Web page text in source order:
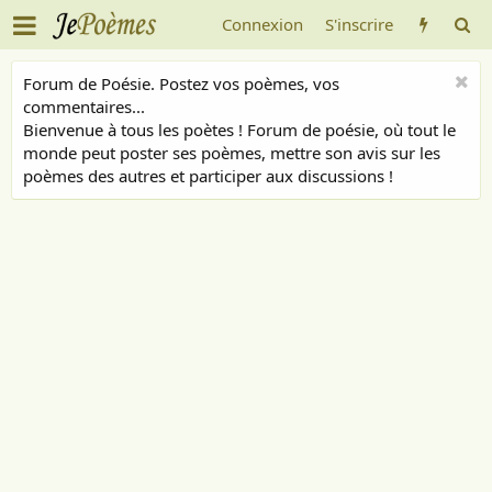
Connexion S'inscrire
Forum de Poésie. Postez vos poèmes, vos
commentaires...
Bienvenue à tous les poètes ! Forum de poésie, où tout le
monde peut poster ses poèmes, mettre son avis sur les
poèmes des autres et participer aux discussions !